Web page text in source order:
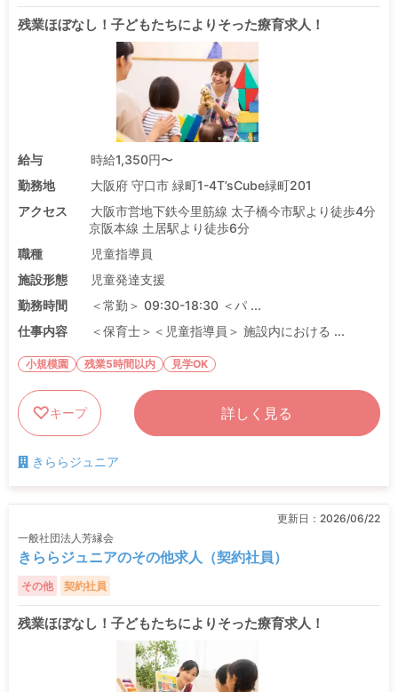
残業ほぼなし！子どもたちによりそった療育求人！
給与
時給1,350円〜
勤務地
大阪府 守口市 緑町1-4T’sCube緑町201
アクセス
大阪市営地下鉄今里筋線 太子橋今市駅より徒歩4分
京阪本線 土居駅より徒歩6分
職種
児童指導員
施設形態
児童発達支援
勤務時間
＜常勤＞ 09:30-18:30 ＜パ ...
仕事内容
＜保育士＞＜児童指導員＞ 施設内における ...
小規模園 残業5時間以内 見学OK
キープ 詳しく見る
きららジュニア
更新日： 2026/06/22
一般社団法人芳縁会
きららジュニアのその他求人（契約社員）
その他 契約社員
残業ほぼなし！子どもたちによりそった療育求人！